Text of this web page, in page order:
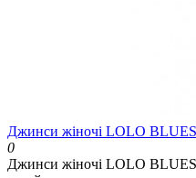
Джинси жіночі LOLO
0
Джинси жіночі LOLO